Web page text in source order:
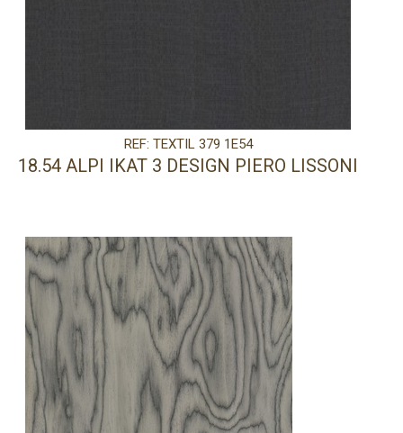
REF: TEXTIL 379 1E54
18.54 ALPI IKAT 3 DESIGN PIERO LISSONI